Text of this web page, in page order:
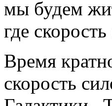
мы будем
где
Время
скорость